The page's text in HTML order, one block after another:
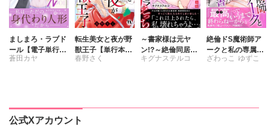
ましまろ・ラブド
ール【電子単行本
版】I
蒼田カヤ
転生美女と夜が野
獣王子【単行本
版】【電子書店限
春野さく
～書家様は元ヤ
ン!?～絶倫同居
山奥監禁オラオラ
キグナステルコ
絶倫ドS魔術師ア
ークと私の専属契
約書【豪華版】
ざわっこ ゆずこ
公式Xアカウント